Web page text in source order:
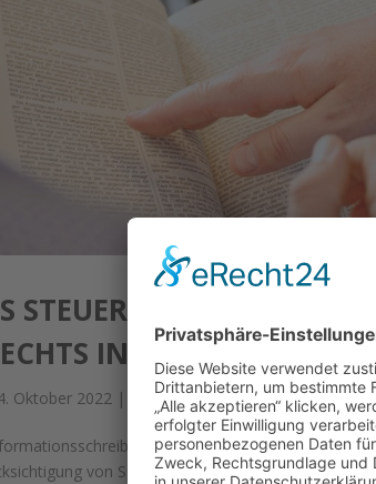
STEUERBERATUNG
INFORMATIONEN
Oktober 2022 | Allgemein
mit den wichtigsten Themen
von Spenden Grunderwerbsteuer bei